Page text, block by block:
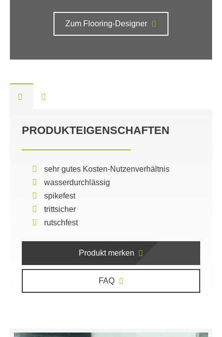
Zum Flooring-Designer
PRODUKTEIGENSCHAFTEN
sehr gutes Kosten-Nutzenverhältnis
wasserdurchlässig
spikefest
trittsicher
rutschfest
Produkt merken
FAQ